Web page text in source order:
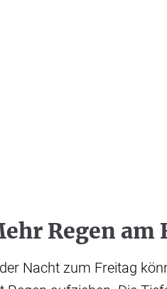
Regen am
Nacht zum Freitag